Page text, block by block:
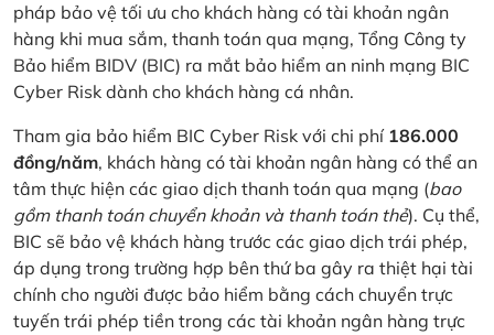
pháp bảo vệ tối ưu cho khách hàng có tài khoản ngân
hàng khi mua sắm, thanh toán qua mạng, Tổng Công ty
Bảo hiểm BIDV (BIC) ra mắt bảo hiểm an ninh mạng BIC
Cyber Risk dành cho khách hàng cá nhân.
Tham gia bảo hiểm BIC Cyber Risk với chi phí 186.000
đồng/năm, khách hàng có tài khoản ngân hàng có thể an
tâm thực hiện các giao dịch thanh toán qua mạng (bao
gồm thanh toán chuyển khoản và thanh toán thẻ). Cụ thể,
BIC sẽ bảo vệ khách hàng trước các giao dịch trái phép,
áp dụng trong trường hợp bên thứ ba gây ra thiệt hại tài
chính cho người được bảo hiểm bằng cách chuyển trực
tuyến trái phép tiền trong các tài khoản ngân hàng trực